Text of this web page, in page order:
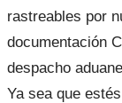
rastreables por
documentación
despacho
Ya sea que